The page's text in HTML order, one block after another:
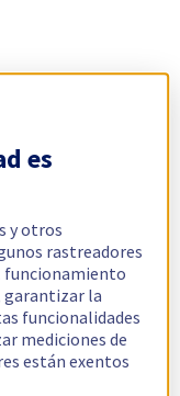
es
y otros
rastreadores
funcionamiento
garantizar la
funcionalidades
mediciones de
están exentos